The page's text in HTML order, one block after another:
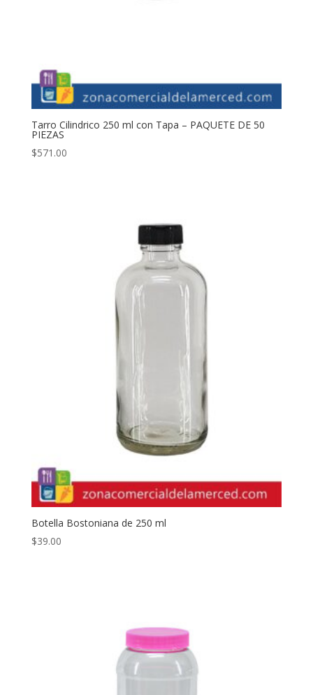
Tarro Cilindrico 250 ml con Tapa – PAQUETE DE 50
PIEZAS
$571.00
Botella Bostoniana de 250 ml
$39.00